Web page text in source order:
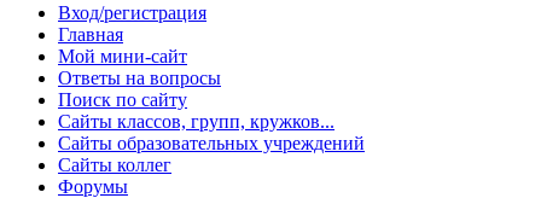
Вход/регистрация
Главная
Мой мини-сайт
Ответы на вопросы
Поиск по сайту
Сайты классов, групп, кружков...
Сайты образовательных учреждений
Сайты коллег
Форумы